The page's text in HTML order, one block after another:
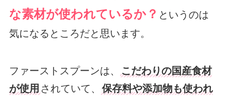
な素材が使われているか？ というのは
気になるところだと思います。
ファーストスプーンは、
こだわりの国産食材
が使用 されていて、 保存料や添加物も使われ